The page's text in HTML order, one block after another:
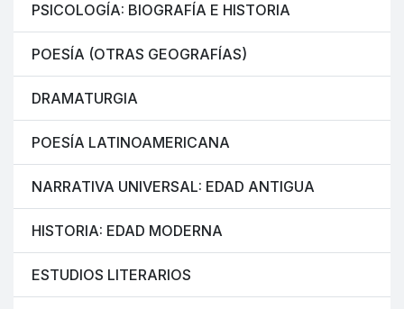
PSICOLOGÍA: BIOGRAFÍA E HISTORIA
POESÍA (OTRAS GEOGRAFÍAS)
DRAMATURGIA
POESÍA LATINOAMERICANA
NARRATIVA UNIVERSAL: EDAD ANTIGUA
HISTORIA: EDAD MODERNA
ESTUDIOS LITERARIOS